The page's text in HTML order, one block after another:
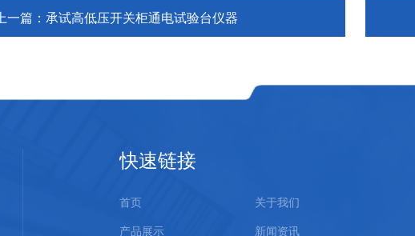
上一篇： 承试高低压开关柜通电试验台仪器
快速链接
首页 关于我们
产品展示 新闻资讯